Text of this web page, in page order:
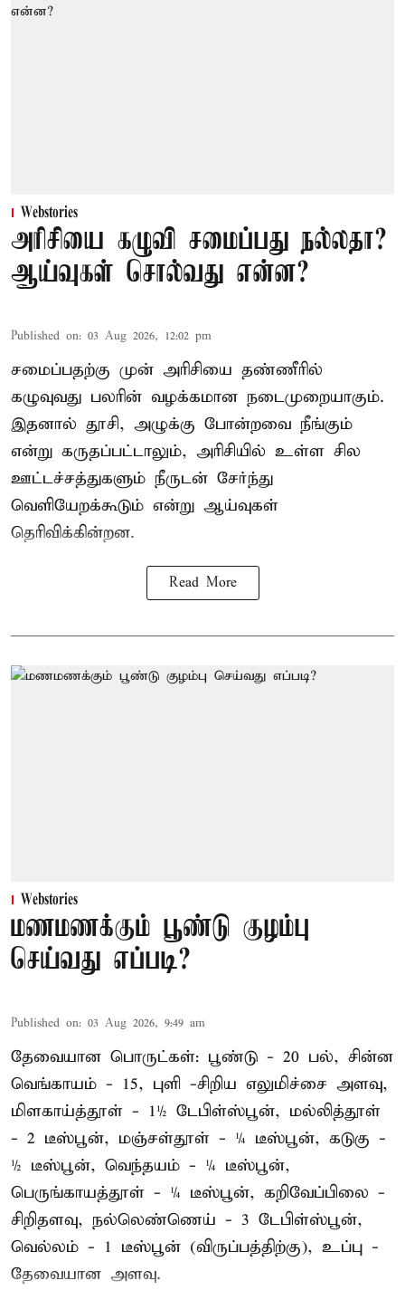
Webstories
அரிசியை கழுவி சமைப்பது நல்லதா?
ஆய்வுகள் சொல்வது என்ன?
Published on: 03 Aug 2026, 12:02 pm
சமைப்பதற்கு முன் அரிசியை தண்ணீரில்
கழுவுவது பலரின் வழக்கமான நடைமுறையாகும்.
இதனால் தூசி, அழுக்கு போன்றவை நீங்கும்
என்று கருதப்பட்டாலும், அரிசியில் உள்ள சில
ஊட்டச்சத்துகளும் நீருடன் சேர்ந்து
வெளியேறக்கூடும் என்று ஆய்வுகள்
தெரிவிக்கின்றன.
Read More
Webstories
மணமணக்கும் பூண்டு குழம்பு
செய்வது எப்படி?
Published on: 03 Aug 2026, 9:49 am
தேவையான பொருட்கள்: பூண்டு - 20 பல், சின்ன
வெங்காயம் - 15, புளி -சிறிய எலுமிச்சை அளவு,
மிளகாய்த்தூள் - 1½ டேபிள்ஸ்பூன், மல்லித்தூள்
- 2 டீஸ்பூன், மஞ்சள்தூள் - ¼ டீஸ்பூன், கடுகு -
½ டீஸ்பூன், வெந்தயம் - ¼ டீஸ்பூன்,
பெருங்காயத்தூள் - ¼ டீஸ்பூன், கறிவேப்பிலை -
சிறிதளவு, நல்லெண்ணெய் - 3 டேபிள்ஸ்பூன்,
வெல்லம் - 1 டீஸ்பூன் (விருப்பத்திற்கு), உப்பு -
தேவையான அளவு.